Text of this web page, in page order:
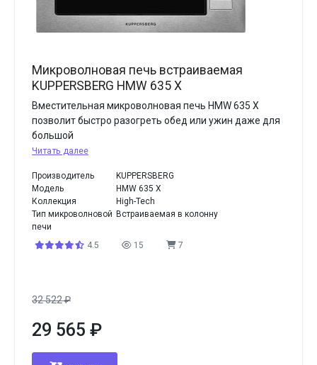
Микроволновая печь встраиваемая
KUPPERSBERG HMW 635 X
Вместительная микроволновая печь HMW 635 X
позволит быстро разогреть обед или ужин даже для
большой
Читать далее
Производитель
KUPPERSBERG
Модель
HMW 635 X
Коллекция
High-Tech
Тип микроволновой
печи
Встраиваемая в колонну
4.5 15 7
32 522₽
29 565 ₽